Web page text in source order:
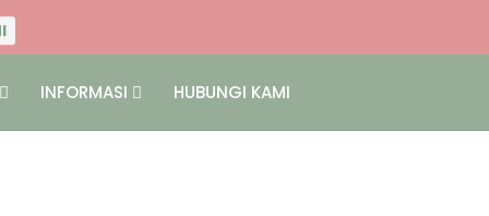
INFORMASI HUBUNGI KAMI